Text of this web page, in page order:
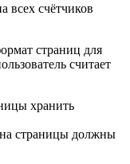
всех счётчиков
страниц для
считает
хранить
на страницы должны